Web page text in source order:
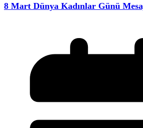
8 Mart Dünya Kadınlar Günü